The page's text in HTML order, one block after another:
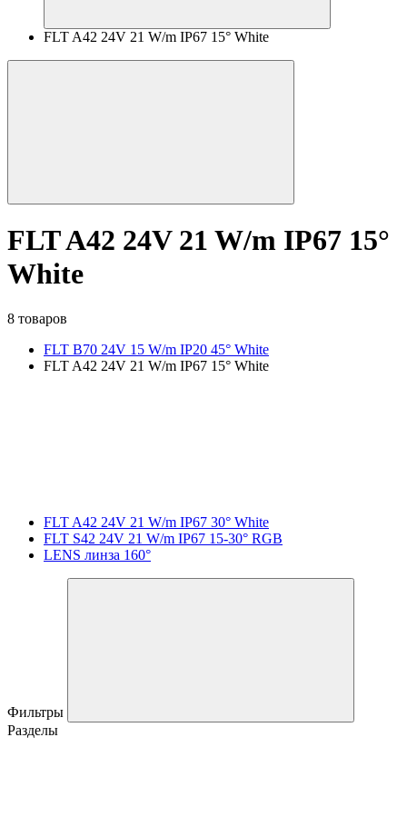
FLT A42 24V 21 W/m IP67 15° White
FLT A42 24V 21 W/m IP67 15°
White
8 товаров
FLT B70 24V 15 W/m IP20 45° White
FLT A42 24V 21 W/m IP67 15° White
FLT A42 24V 21 W/m IP67 30° White
FLT S42 24V 21 W/m IP67 15-30° RGB
LENS линза 160°
Фильтры
Разделы